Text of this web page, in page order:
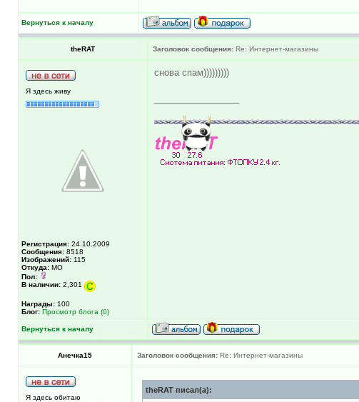
Вернуться к началу
theRAT Заголовок сообщения: Re: Интернет-магазины
Я здесь живу
Регистрация: 24.10.2009
Сообщения: 8518
Изображений: 115
Откуда: МО
Пол:
В наличии: 2,301
Награды: 100
Блог: Просмотр блога (0)
снова спам)))))))))
Вернуться к началу
Анечка15 Заголовок сообщения: Re: Интернет-магазины
Я здесь обитаю
theRAT писал(а):